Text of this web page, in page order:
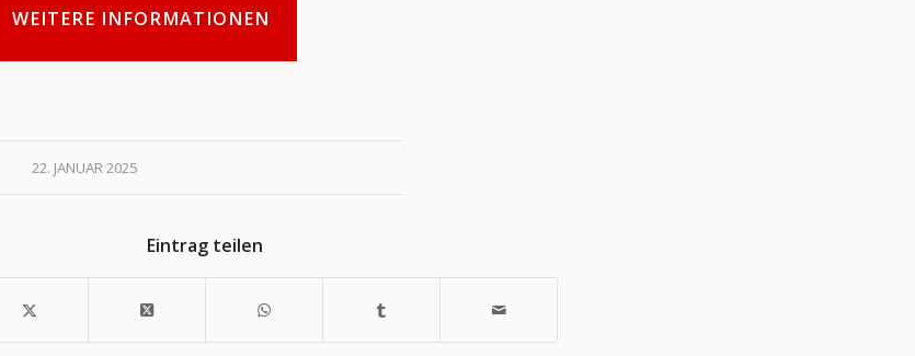
WEITERE INFORMATIONEN
22. JANUAR 2025
Eintrag teilen